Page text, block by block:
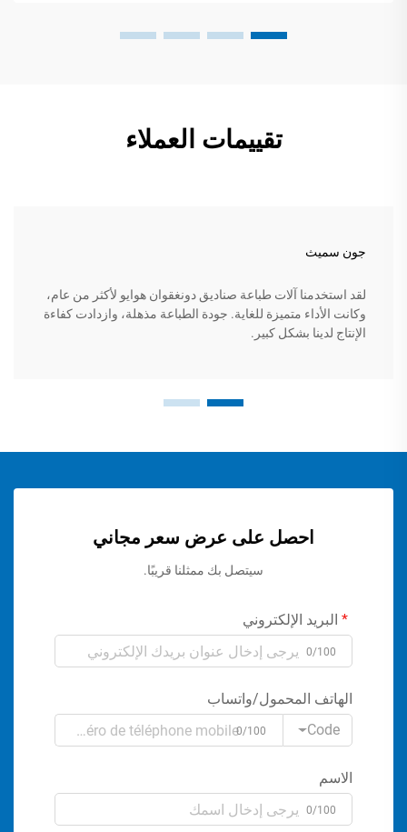
تقييمات العملاء
جون سميث
لقد استخدمنا آلات طباعة صناديق دونغقوان هوايو لأكثر من عام،
وكانت الأداء متميزة للغاية. جودة الطباعة مذهلة، وازدادت كفاءة
الإنتاج لدينا بشكل كبير.
احصل على عرض سعر مجاني
سيتصل بك ممثلنا قريبًا.
البريد الإلكتروني
0/100
الهاتف المحمول/واتساب
Code
0/100
الاسم
0/100